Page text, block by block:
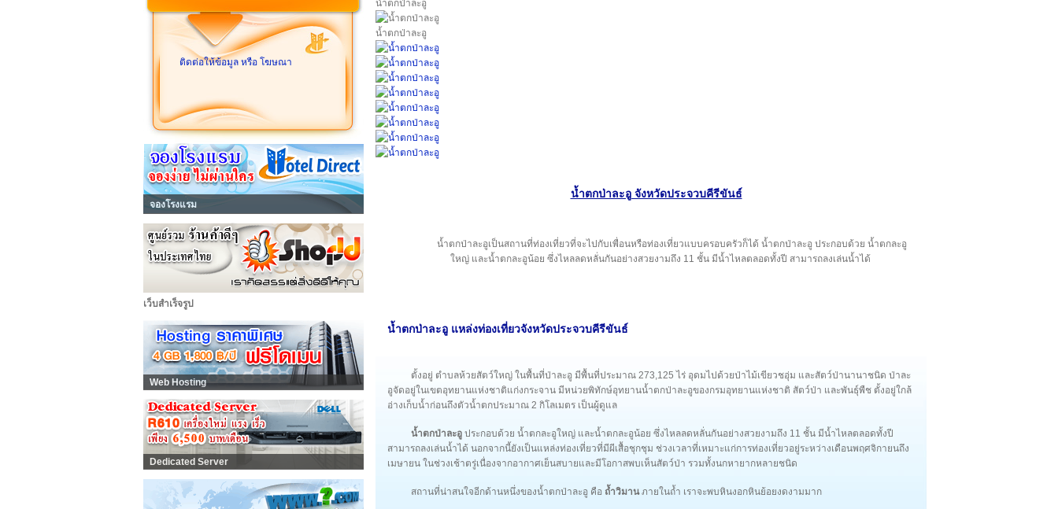
ติดต่อให้ข้อมูล หรือ โฆษณา
จองโรงแรม
เว็บสำเร็จรูป
Web Hosting
Dedicated Server
น้ำตกป่าละอู
น้ำตกป่าละอู
น้ำตกป่าละอู จังหวัดประจวบคีรีขันธ์
น้ำตกป่าละอูเป็นสถานที่ท่องเที่ยวที่จะไปกับเพื่อนหรือท่องเที่ยวแบบครอบครัวก็ได้ น้ำตกป่าละอู ประกอบด้วย น้ำตกละอู
ใหญ่ และน้ำตกละอูน้อย ซึ่งไหลลดหลั่นกันอย่างสวยงามถึง 11 ชั้น มีน้ำไหลตลอดทั้งปี สามารถลงเล่นน้ำได้
น้ำตกป่าละอู แหล่งท่องเที่ยวจังหวัดประจวบคีรีขันธ์
ตั้งอยู่ ตำบลห้วยสัตว์ใหญ่ ในพื้นที่ป่าละอู มีพื้นที่ประมาณ 273,125 ไร่ อุดมไปด้วยป่าไม้เขียวชอุ่ม และสัตว์ป่านานาชนิด ป่าละ
อูจัดอยู่ในเขตอุทยานแห่งชาติแก่งกระจาน มีหน่วยพิทักษ์อุทยานน้ำตกป่าละอูของกรมอุทยานแห่งชาติ สัตว์ป่า และพันธุ์พืช ตั้งอยู่ใกล้
อ่างเก็บน้ำก่อนถึงตัวน้ำตกประมาณ 2 กิโลเมตร เป็นผู้ดูแล
น้ำตกป่าละอู ประกอบด้วย น้ำตกละอูใหญ่ และน้ำตกละอูน้อย ซึ่งไหลลดหลั่นกันอย่างสวยงามถึง 11 ชั้น มีน้ำไหลตลอดทั้งปี
สามารถลงเล่นน้ำได้ นอกจากนี้ยังเป็นแหล่งท่องเที่ยวที่มีผีเสื้อชุกชุม ช่วงเวลาที่เหมาะแก่การท่องเที่ยวอยู่ระหว่างเดือนพฤศจิกายนถึง
เมษายน ในช่วงเช้าตรู่เนื่องจากอากาศเย็นสบายและมีโอกาสพบเห็นสัตว์ป่า รวมทั้งนกหายากหลายชนิด
สถานที่น่าสนใจอีกด้านหนึ่งของน้ำตกป่าละอู คือ ถ้ำวิมานภายในถ้ำ เราจะพบหินงอกหินย้อยงดงามมาก